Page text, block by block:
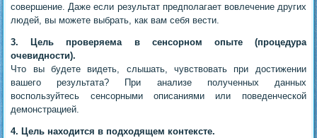
совершение. Даже если результат предполагает вовлечение других
людей, вы можете выбрать, как вам себя вести.
3. Цель проверяема в сенсорном опыте (процедура
очевидности).
Что вы будете видеть, слышать, чувствовать при достижении
вашего результата? При анализе полученных данных
воспользуйтесь сенсорными описаниями или поведенческой
демонстрацией.
4. Цель находится в подходящем контексте.